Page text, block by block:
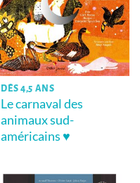
DÈS 4,5 ANS
Le carnaval des
animaux sud-
américains ♥